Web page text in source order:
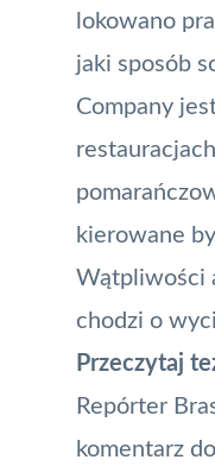
lokowano
jaki sposób
Company
kierowane
Wątpliwości
chodzi o
Przeczytaj
Repórter
komentarz